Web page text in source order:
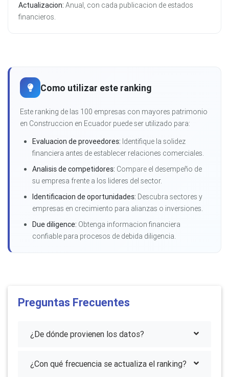
Actualizacion: Anual, con cada publicacion de estados
financieros.
Como utilizar este ranking
Este ranking de las 100 empresas con mayores patrimonio
en Construccion en Ecuador puede ser utilizado para:
Evaluacion de proveedores: Identifique la solidez
financiera antes de establecer relaciones comerciales.
Analisis de competidores: Compare el desempeño de
su empresa frente a los lideres del sector.
Identificacion de oportunidades: Descubra sectores y
empresas en crecimiento para alianzas o inversiones.
Due diligence: Obtenga informacion financiera
confiable para procesos de debida diligencia.
Preguntas Frecuentes
¿De dónde provienen los datos?
¿Con qué frecuencia se actualiza el ranking?